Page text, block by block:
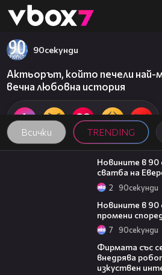
👾
Всички TRENDING
90секунди
Актьорът, който печели най-
вечна любовна история
01:54
Новините в 90
сватба на
2 90секунди
Новините в 90
промени
7 90секунди
Фирмата със
внедрява
изкуствен